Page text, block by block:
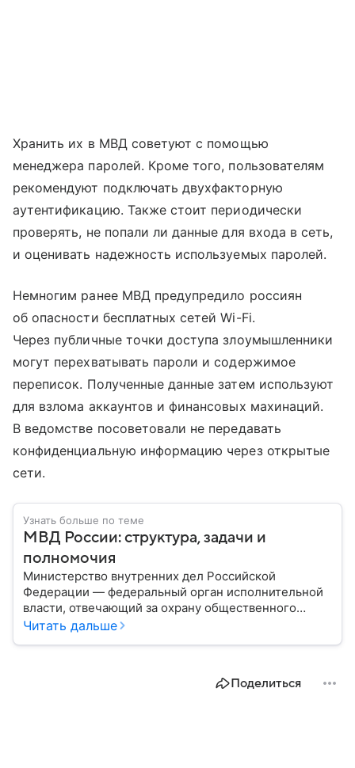
Хранить их в МВД советуют с помощью
менеджера паролей. Кроме того, пользователям
рекомендуют подключать двухфакторную
аутентификацию. Также стоит периодически
проверять, не попали ли данные для входа в сеть,
и оценивать надежность используемых паролей.
Немногим ранее МВД предупредило россиян
об опасности бесплатных сетей Wi-Fi.
Через публичные точки доступа злоумышленники
могут перехватывать пароли и содержимое
переписок. Полученные данные затем используют
для взлома аккаунтов и финансовых махинаций.
В ведомстве посоветовали не передавать
конфиденциальную информацию через открытые
сети.
Узнать больше по теме
МВД России: структура, задачи и
полномочия
Министерство внутренних дел Российской
Федерации — федеральный орган исполнительной
власти, отвечающий за охрану общественного
порядка, борьбу с преступностью, обеспечение
России, какие задачи выполняет министерство, как
Читать дальше
Поделиться